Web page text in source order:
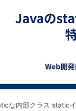
な内部クラス static